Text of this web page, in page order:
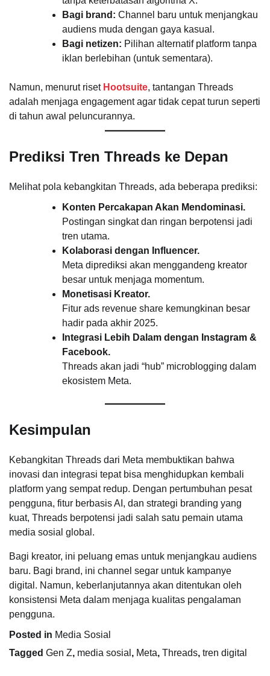
Bagi brand: Channel baru untuk menjangkau
audiens muda dengan gaya kasual.
Bagi netizen: Pilihan alternatif platform tanpa
iklan berlebihan (untuk sementara).
Namun, menurut riset Hootsuite, tantangan Threads
adalah menjaga engagement agar tidak cepat turun seperti
di tahun awal peluncurannya.
Prediksi Tren Threads ke Depan
Melihat pola kebangkitan Threads, ada beberapa prediksi:
Konten Percakapan Akan Mendominasi.
Postingan singkat dan ringan berpotensi jadi
tren utama.
Kolaborasi dengan Influencer.
Meta diprediksi akan menggandeng kreator
besar untuk menjaga momentum.
Monetisasi Kreator.
Fitur ads revenue share kemungkinan besar
hadir pada akhir 2025.
Integrasi Lebih Dalam dengan Instagram &
Facebook.
Threads akan jadi “hub” microblogging dalam
ekosistem Meta.
Kesimpulan
Kebangkitan Threads dari Meta membuktikan bahwa
inovasi dan integrasi tepat bisa menghidupkan kembali
platform yang sempat redup. Dengan pertumbuhan pesat
pengguna, fitur berbasis AI, dan strategi branding yang
kuat, Threads berpotensi jadi salah satu pemain utama
media sosial global.
Bagi kreator, ini peluang emas untuk menjangkau audiens
baru. Bagi brand, ini channel segar untuk kampanye
digital. Namun, keberlanjutannya akan ditentukan oleh
konsistensi Meta dalam menjaga kualitas pengalaman
pengguna.
Posted in Media Sosial
Tagged Gen Z, media sosial , Meta, Threads, tren digital